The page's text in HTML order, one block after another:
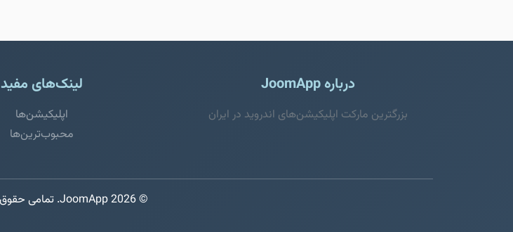
درباره JoomApp
بزرگترین مارکت اپلیکیشن‌های اندروید در ایران
لینک‌های مفید
اپلیکیشن‌ها
محبوب‌ترین‌ها
© 2026 JoomApp. تمامی حقوق محفوظ است.